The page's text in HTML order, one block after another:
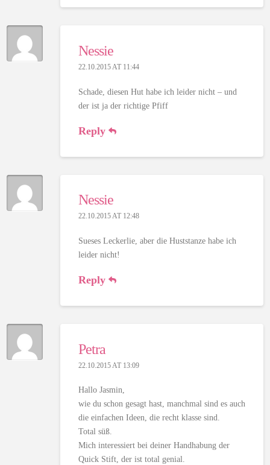
Nessie
22.10.2015 AT 11:44
Schade, diesen Hut habe ich leider nicht – und
der ist ja der richtige Pfiff
Reply
Nessie
22.10.2015 AT 12:48
Sueses Leckerlie, aber die Huststanze habe ich
leider nicht!
Reply
Petra
22.10.2015 AT 13:09
Hallo Jasmin,
wie du schon gesagt hast, manchmal sind es auch
die einfachen Ideen, die recht klasse sind.
Total süß.
Mich interessiert bei deiner Handhabung der
Quick Stift, der ist total genial.